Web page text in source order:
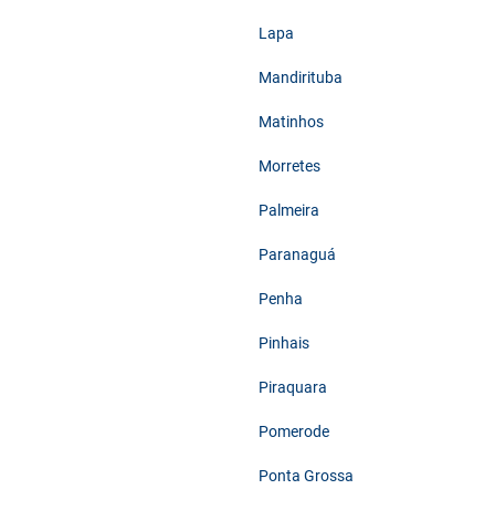
Lapa
Mandirituba
Matinhos
Morretes
Palmeira
Paranaguá
Penha
Pinhais
Piraquara
Pomerode
Ponta Grossa